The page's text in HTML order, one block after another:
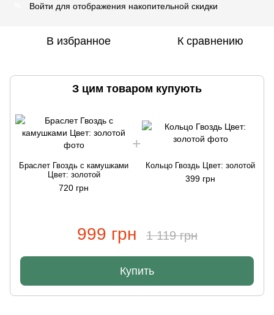
Войти для отображения накопительной скидки
В избранное К сравнению
З цим товаром купують
Браслет Гвоздь с камушками
Цвет: золотой
720 грн
Кольцо Гвоздь Цвет: золотой
399 грн
999 грн 1 119 грн
Купить